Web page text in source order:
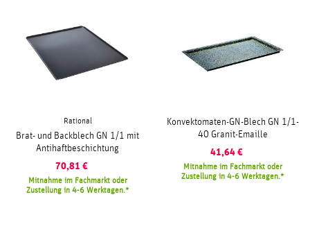
Rational
Brat- und Backblech GN 1/1 mit
Antihaftbeschichtung
70,81 €
Mitnahme im Fachmarkt oder
Zustellung in 4-6 Werktagen.
Konvektomaten-GN-Blech GN 1/1-
40 Granit-Emaille
41,64 €
Mitnahme im Fachmarkt oder
Zustellung in 4-6 Werktagen.